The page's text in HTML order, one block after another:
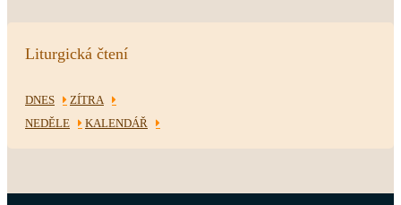
Liturgická čtení
DNES
ZÍTRA
NEDĚLE
KALENDÁŘ